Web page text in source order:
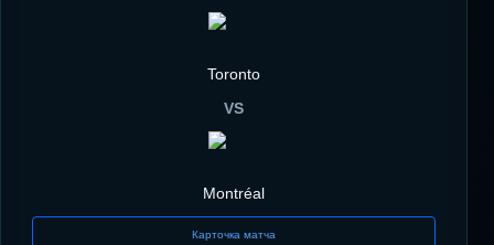
Toronto
VS
Montréal
Карточка матча